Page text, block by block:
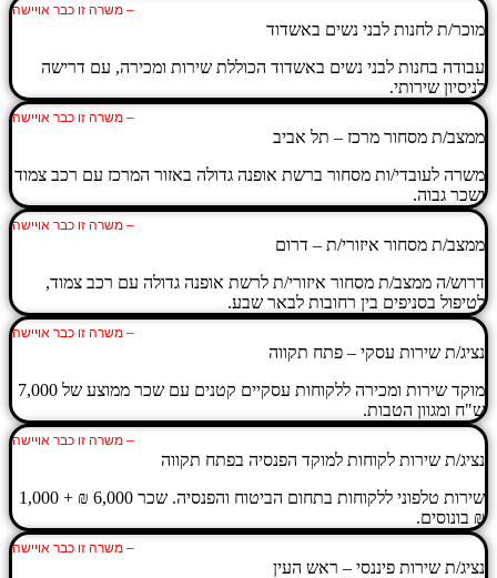
– משרה זו כבר אויישה
מוכר/ת לחנות לבני נשים באשדוד
עבודה בחנות לבני נשים באשדוד הכוללת שירות ומכירה, עם דרישה
לניסיון שירותי.
– משרה זו כבר אויישה
ממצב/ת מסחור מרכז – תל אביב
משרה לעובדי/ות מסחור ברשת אופנה גדולה באזור המרכז עם רכב צמוד
ושכר גבוה.
– משרה זו כבר אויישה
ממצב/ת מסחור איזורי/ת – דרום
דרוש/ה ממצב/ת מסחור איזורי/ת לרשת אופנה גדולה עם רכב צמוד,
לטיפול בסניפים בין רחובות לבאר שבע.
– משרה זו כבר אויישה
נציג/ת שירות עסקי – פתח תקווה
מוקד שירות ומכירה ללקוחות עסקיים קטנים עם שכר ממוצע של 7,000
ש"ח ומגוון הטבות.
– משרה זו כבר אויישה
נציג/ת שירות לקוחות למוקד הפנסיה בפתח תקווה
שירות טלפוני ללקוחות בתחום הביטוח והפנסיה. שכר 6,000 ₪ + 1,000
₪ בונוסים.
– משרה זו כבר אויישה
נציג/ת שירות פיננסי – ראש העין